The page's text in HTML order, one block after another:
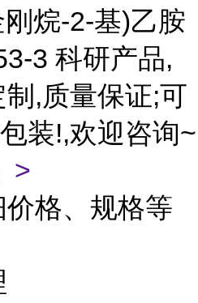
烷-2-基)乙胺
3 科研产品,
,质量保证;可
装!,欢迎咨询~
>
价格、规格等